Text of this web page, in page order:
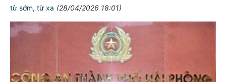
từ sớm, từ xa (28/04/2026 18:01)